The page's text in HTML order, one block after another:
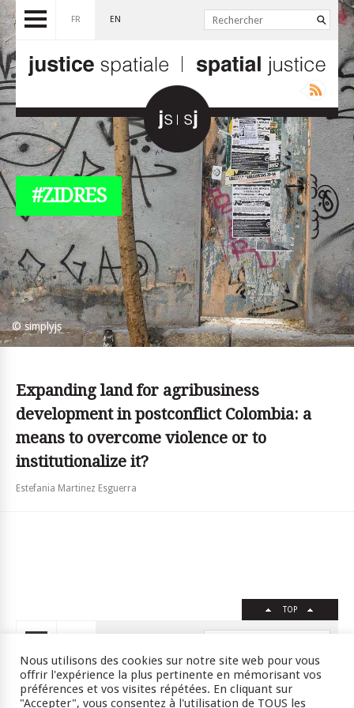
© simplyjs
FR EN
#ZIDRES
Expanding land for agribusiness
development in postconflict Colombia: a
means to overcome violence or to
institutionalize it?
Estefania Martinez Esguerra
TOP
Crédits RSS Plan du site
Nous utilisons des cookies sur notre site web pour vous
offrir l'expérience la plus pertinente en mémorisant vos
préférences et vos visites répétées. En cliquant sur
"Accepter", vous consentez à l'utilisation de TOUS les